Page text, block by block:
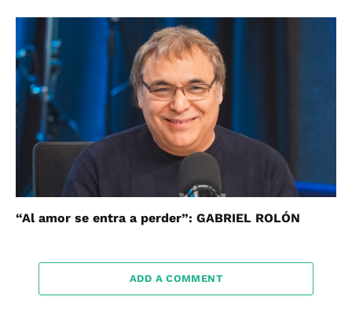
“Al amor se entra a perder”: GABRIEL ROLÓN
ADD A COMMENT